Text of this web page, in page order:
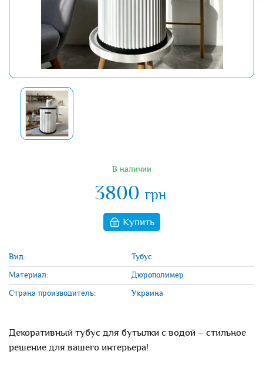
В наличии
3800 грн
Купить
Вид:
Тубус
Материал:
Дюрополимер
Страна производитель:
Украина
Декоративный тубус для бутылки с водой – стильное
решение для вашего интерьера!